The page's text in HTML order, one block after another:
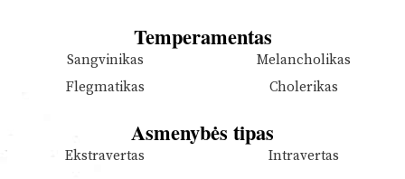
Temperamentas
Sangvinikas
Melancholikas
Flegmatikas
Cholerikas
Asmenybės tipas
Ekstravertas Intravertas